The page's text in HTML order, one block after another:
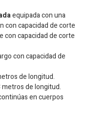
equipada con una
con capacidad de corte
con capacidad de corte
con capacidad de
de longitud.
de longitud.
en cuerpos